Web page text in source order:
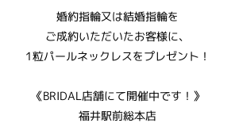
婚約指輪又は結婚指輪を
ご成約いただいたお客様に、
1粒パールネックレスをプレゼント！
《BRIDAL店舗にて開催中です！》
福井駅前総本店